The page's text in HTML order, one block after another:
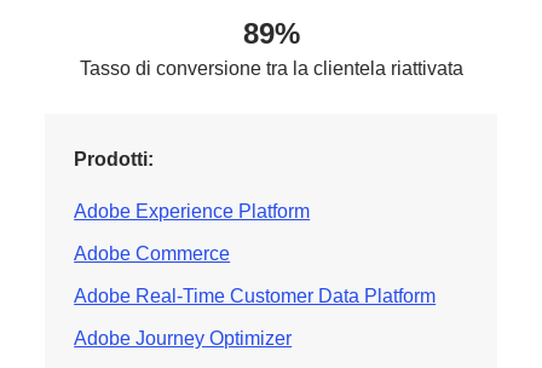
89%
Tasso di conversione tra la clientela riattivata
Prodotti:
Adobe Experience Platform
Adobe Commerce
Adobe Real-Time Customer Data Platform
Adobe Journey Optimizer